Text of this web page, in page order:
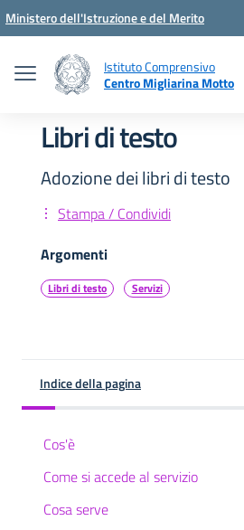
Vai ai contenuti
Vai al menu di navigazione
Vai al footer
Ministero dell'Istruzione e del Merito
Istituto Comprensivo
Centro Migliarina Motto
Libri di testo
Adozione dei libri di testo
Stampa / Condividi
Argomenti
Libri di testo Servizi
Indice della pagina
Cos'è
Come si accede al servizio
Cosa serve